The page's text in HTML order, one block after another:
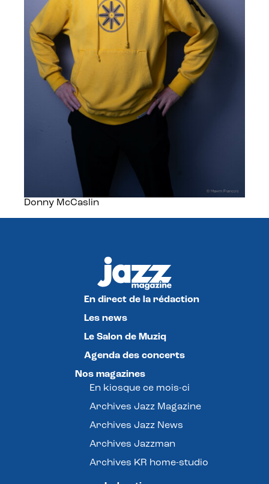
Donny McCaslin
En direct de la rédaction
Les news
Le Salon de Muziq
Agenda des concerts
Nos magazines
En kiosque ce mois-ci
Archives Jazz Magazine
Archives Jazz News
Archives Jazzman
Archives KR home-studio